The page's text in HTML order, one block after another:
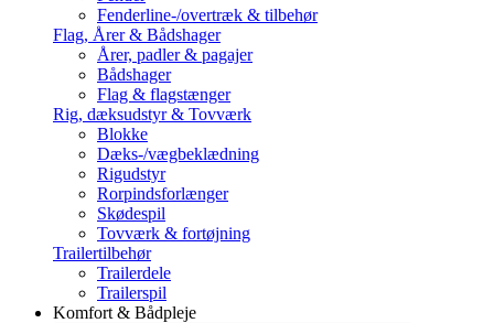
Fenderline-/overtræk & tilbehør
Flag, Årer & Bådshager
Årer, padler & pagajer
Bådshager
Flag & flagstænger
Rig, dæksudstyr & Tovværk
Blokke
Dæks-/vægbeklædning
Rigudstyr
Rorpindsforlænger
Skødespil
Tovværk & fortøjning
Trailertilbehør
Trailerdele
Trailerspil
Komfort & Bådpleje